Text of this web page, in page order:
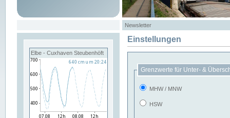
Newsletter
Elbe - Cuxhaven Steubenhöft
Einstellungen
Grenzwerte für Unter- &
MHW / MNW
HSW